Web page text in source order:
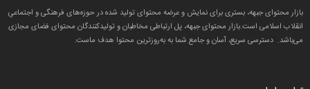
بازار محتوای جبهه، بستری برای نمایش و عرضه محتوای تولید شده در حوزه‌های فرهنگی و اجتماعیِ
انقلاب اسلامی است.بازار محتوای جبهه، پل ارتباطی مخاطبان و تولید‌کنندگان محتوای فضای مجازی
می‌باشد. دسترسی سریع، آسان و جامع شما به به‌روزترین محتوا هدف ماست.